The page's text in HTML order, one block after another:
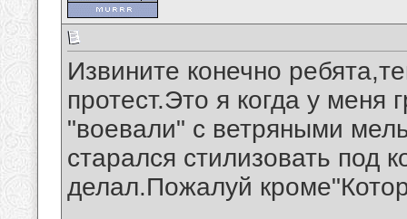
Извините конечно
протест.Это я когда у меня
"воевали" с ветряными
старался стилизовать под
делал.Пожалуй